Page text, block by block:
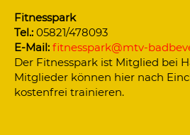
Fitnesspark
Tel.: 05821/478093
E-Mail: fitnesspark@mtv-
Der Fitnesspark ist Mitglied bei
Mitglieder können hier nach
kostenfrei trainieren.